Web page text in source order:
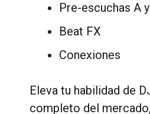
Pre-escuchas A
Beat FX
Conexiones
Eleva tu habilidad de
completo del